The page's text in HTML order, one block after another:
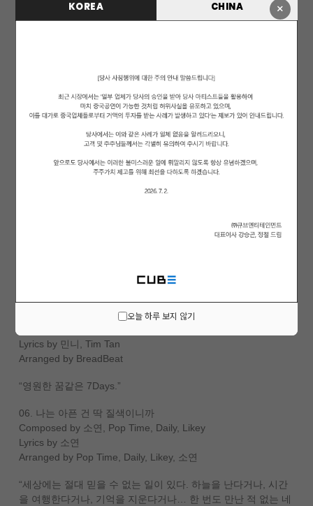
×
KOREA CHINA
오늘 하루 보지 않기
02. Revenge
Composed by 소연, Pop Time, Kako
“나는 해야만 하는 복수가 있다.”
Composed by 우기, BOYTOY, MOJO, 제인스 (Jayins), 이승훈
Lyrics by 우기, BOYTOY, 제인스 (Jayins), MOJO
Arranged by 이승훈 (PLZ)
“네 마음대로 했던 인형놀이는 끝.”
“하얀 도화지 위 내가 원하는 색의 욕망을 칠할게.”
Lyrics by 민니, Tim Tan
Arranged by BreadBeat
“영원한 꿈같은 7Days.”
06. 나는 아픈 건 딱 질색이니까
Composed by 소연, Pop Time, Daily, Likey
Lyrics by 소연
Arranged by Pop Time, Daily, Likey, 소연
“세상에는 절대 믿을 수 없는 일이 있다. 하늘을 난다거나, 시간
을 여행한다거나, 기억을 지운다거나… 한 번도 만난 적 없는 네